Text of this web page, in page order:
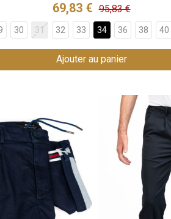
69,83 € 95,83 €
30 31 32 33 34 36 38 40
Ajouter au panier